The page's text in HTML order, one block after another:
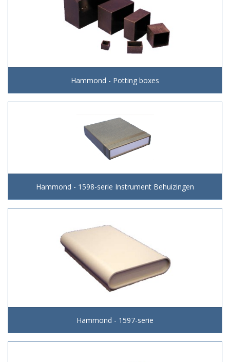
Hammond - Potting boxes
Hammond - 1598-serie Instrument Behuizingen
Hammond - 1597-serie